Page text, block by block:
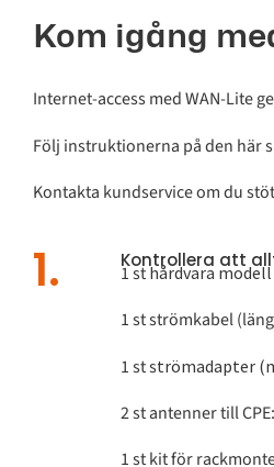
Kom igång
Internet-access med WAN-Lite
Följ instruktionerna på den här
Kontakta kundservice om du
1. Kontrollera att
1 sthårdvara modell
1 st strömkabel
1 st strömadapter
2 st antenner till
1 st kit för